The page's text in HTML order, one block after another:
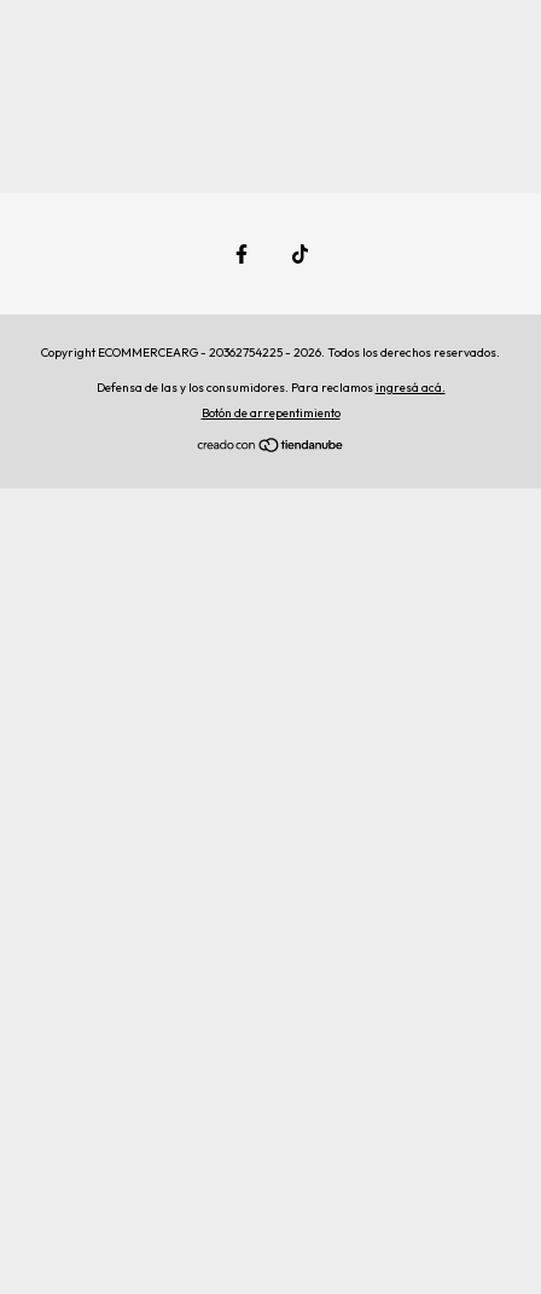
Copyright ECOMMERCEARG - 20362754225 - 2026. Todos los derechos reservados.
Defensa de las y los consumidores. Para reclamosingresá acá.
Botón de arrepentimiento